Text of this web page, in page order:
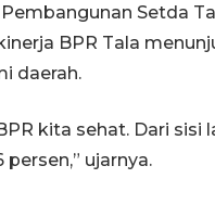
Setda
BPR Tala
daerah.
kita sehat. Dari sisi
ujarnya.